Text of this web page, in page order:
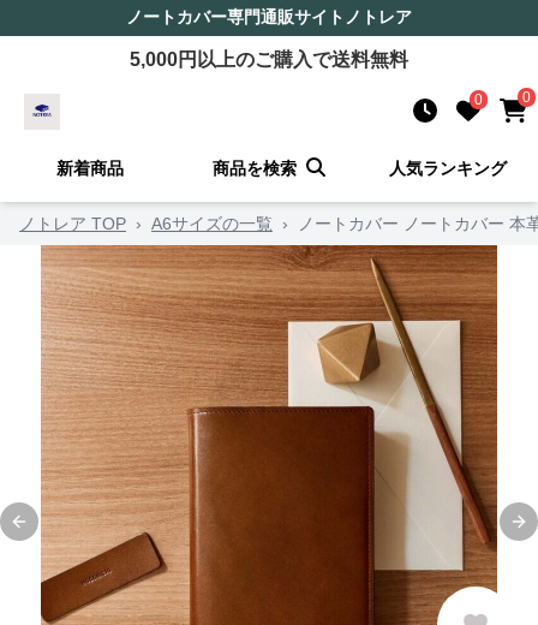
ノートカバー専門通販サイト ノトレア
5,000円以上のご購入で送料無料
0 0
新着商品 商品を検索 人気ランキング
ノトレア TOP › A6サイズの一覧 › ノートカバー ノートカバー 本
Previous slide